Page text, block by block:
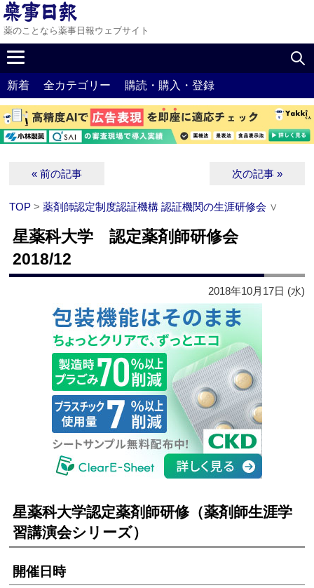
薬のことなら薬事日報ウェブサイト
新着 全カテゴリー 購読・購入・登録
« 前の記事 次の記事 »
TOP >薬剤師認定制度認証機構 認証機関の生涯研修会 ∨
星薬科大学 認定薬剤師研修会
2018/12
2018年10月17日 (水)
星薬科大学認定薬剤師研修（薬剤師生涯学
習講演会シリーズ）
開催日時